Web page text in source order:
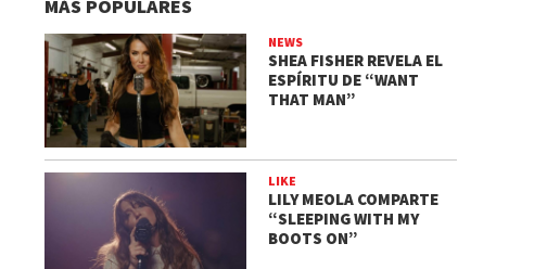
MÁS POPULARES
NEWS
SHEA FISHER REVELA EL
ESPÍRITU DE “WANT
THAT MAN”
LIKE
LILY MEOLA COMPARTE
“SLEEPING WITH MY
BOOTS ON”